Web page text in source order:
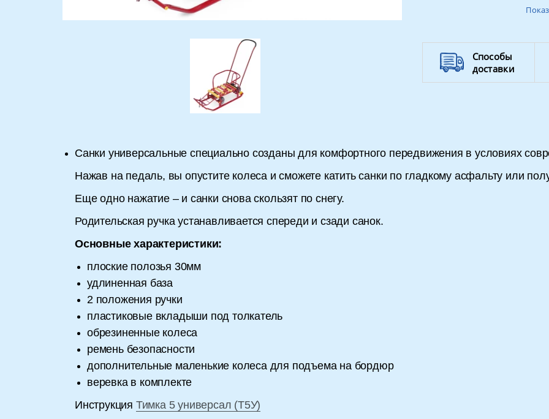
Способы
доставки
Санки универсальные специально созданы для комфортного передвижения в условиях
Нажав на педаль, вы опустите колеса и сможете катить санки по гладкому асфальту или
Еще одно нажатие – и санки снова скользят по снегу.
Родительская ручка устанавливается спереди и сзади санок.
Основные характеристики:
плоские полозья 30мм
удлиненная база
2 положения ручки
пластиковые вкладыши под толкатель
обрезиненные колеса
ремень безопасности
дополнительные маленькие колеса для подъема на бордюр
веревка в комплекте
Инструкция Тимка 5 универсал (Т5У)